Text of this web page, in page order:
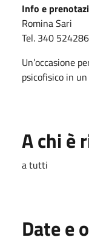
Info e
Romina Sari
Tel. 340
Un’occasione
psicofisico in
A chi è
a tutti
Date e